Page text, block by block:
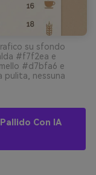
su sfondo
#f7f2ea e
#d7bfa6 e
nessuna
Con IA